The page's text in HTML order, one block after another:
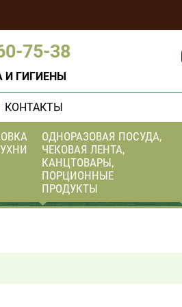
75-38
И ГИГИЕНЫ
КОНТАКТЫ
ОДНОРАЗОВАЯ ПОСУДА,
ЧЕКОВАЯ ЛЕНТА,
КАНЦТОВАРЫ,
ПОРЦИОННЫЕ
ПРОДУКТЫ